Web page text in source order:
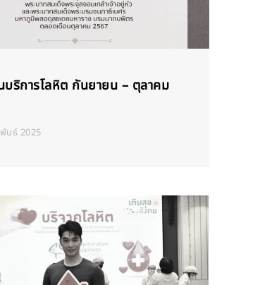
บริการโลหิต กันยายน – ตุลาคม
นธ์ 2025